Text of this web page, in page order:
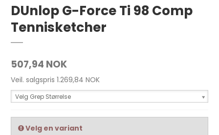
DUnlop G-Force Ti 98 Comp
Tennisketcher
507,94 NOK
Veil. salgspris 1.269,84 NOK
Velg Grep Størrelse
Velg en variant